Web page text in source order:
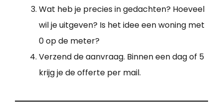
Wat heb je precies in gedachten? Hoeveel
wil je uitgeven? Is het idee een woning met
0 op de meter?
Verzend de aanvraag. Binnen een dag of 5
krijg je de offerte per mail.